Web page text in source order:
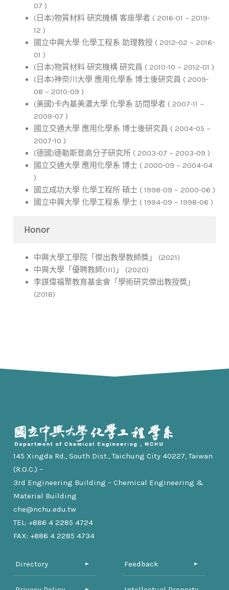
07 )
(日本)物質材料 研究機構 客座學者 ( 2016-01 ~ 2019-
12 )
國立中興大學 化學工程系 助理教授 ( 2012-02 ~ 2016-
01 )
(日本)物質材料 研究機構 研究員 ( 2010-10 ~ 2012-01 )
(日本)神奈川大學 應用化學系 博士後研究員 ( 2009-
08 ~ 2010-09 )
(美國)卡內基美濃大學 化學系 訪問學者 ( 2007-11 ~
2009-07 )
國立交通大學 應用化學系 博士後研究員 ( 2004-05 ~
2007-10 )
(德國)德勒斯登高分子研究所 ( 2003-07 ~ 2003-09 )
國立交通大學 應用化學系 博士 ( 2000-09 ~ 2004-04
)
國立成功大學 化學工程所 碩士 ( 1998-09 ~ 2000-06 )
國立中興大學 化學工程系 學士 ( 1994-09 ~ 1998-06 )
Honor
中興大學工學院「傑出教學教師獎」 (2021)
中興大學「優聘教師(III)」 (2020)
李謀偉福聚教育基金會「學術研究傑出教授獎」
(2018)
145 Xingda Rd., South Dist., Taichung City 40227, Taiwan
(R.O.C.) –
3rd Engineering Building – Chemical Engineering &
Material Building
che@nchu.edu.tw
TEL: +886 4 2285 4724
FAX: +886 4 2285 4734
Directory Feedback